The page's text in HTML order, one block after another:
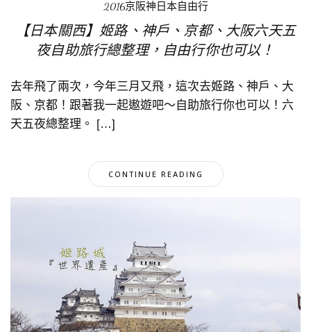
2016京阪神日本自由行
【日本關西】姬路、神戶、京都、大阪六天五
夜自助旅行總整理，自由行你也可以！
去年飛了兩次，今年三月又飛，這次去姬路、神戶、大
阪、京都！跟著我一起遨遊吧～自助旅行你也可以！六
天五夜總整理。 […]
CONTINUE READING